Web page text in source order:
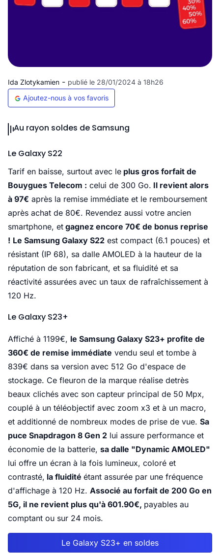
Ida Zlotykamien - publié le 28/01/2024 à 18h26
Ajoutez-nous à vos favoris
Au rayon soldes de Samsung
Le Galaxy S22
Tarif en baisse, surtout avec le plus gros forfait de
Bouygues Telecom : celui de 300 Go. Il revient alors
à 97€ après la remise immédiate et le remboursement
après achat de 80€. Revendez aussi votre ancien
smartphone, et gagnez encore 70€ de bonus reprise
! Le Samsung Galaxy S22 est compact (6.1 pouces) et
résistant (IP 68), sa dalle AMOLED à la hauteur de la
réputation de son fabricant, et sa fluidité et sa
réactivité assurées avec un taux de rafraîchissement à
120 Hz.
Le Galaxy S23+
Affiché à 1199€, le Samsung Galaxy S23+ profite de
360€ de remise immédiate vendu seul et tombe à
839€ dans sa version avec 512 Go d'espace de
stockage. Ce fleuron de la marque réalise detrès
beaux clichés avec son capteur principal de 50 Mpx,
couplé à un téléobjectif avec zoom x3 et à un macro,
et additionné de nombreux modes de prise de vue. Sa
puce Snapdragon 8 Gen 2 lui assure performance et
économie de la batterie, sa dalle "Dynamic AMOLED"
lui offre un écran à la fois lumineux, coloré et
contrasté, la fluidité étant assurée par une fréquence
d'affichage à 120 Hz. Associé au forfait de 200 Go en
5G, il ne revient plus qu'à 601.90€, payables au
comptant ou sur 24 mois.
Le Galaxy S23+ en soldes